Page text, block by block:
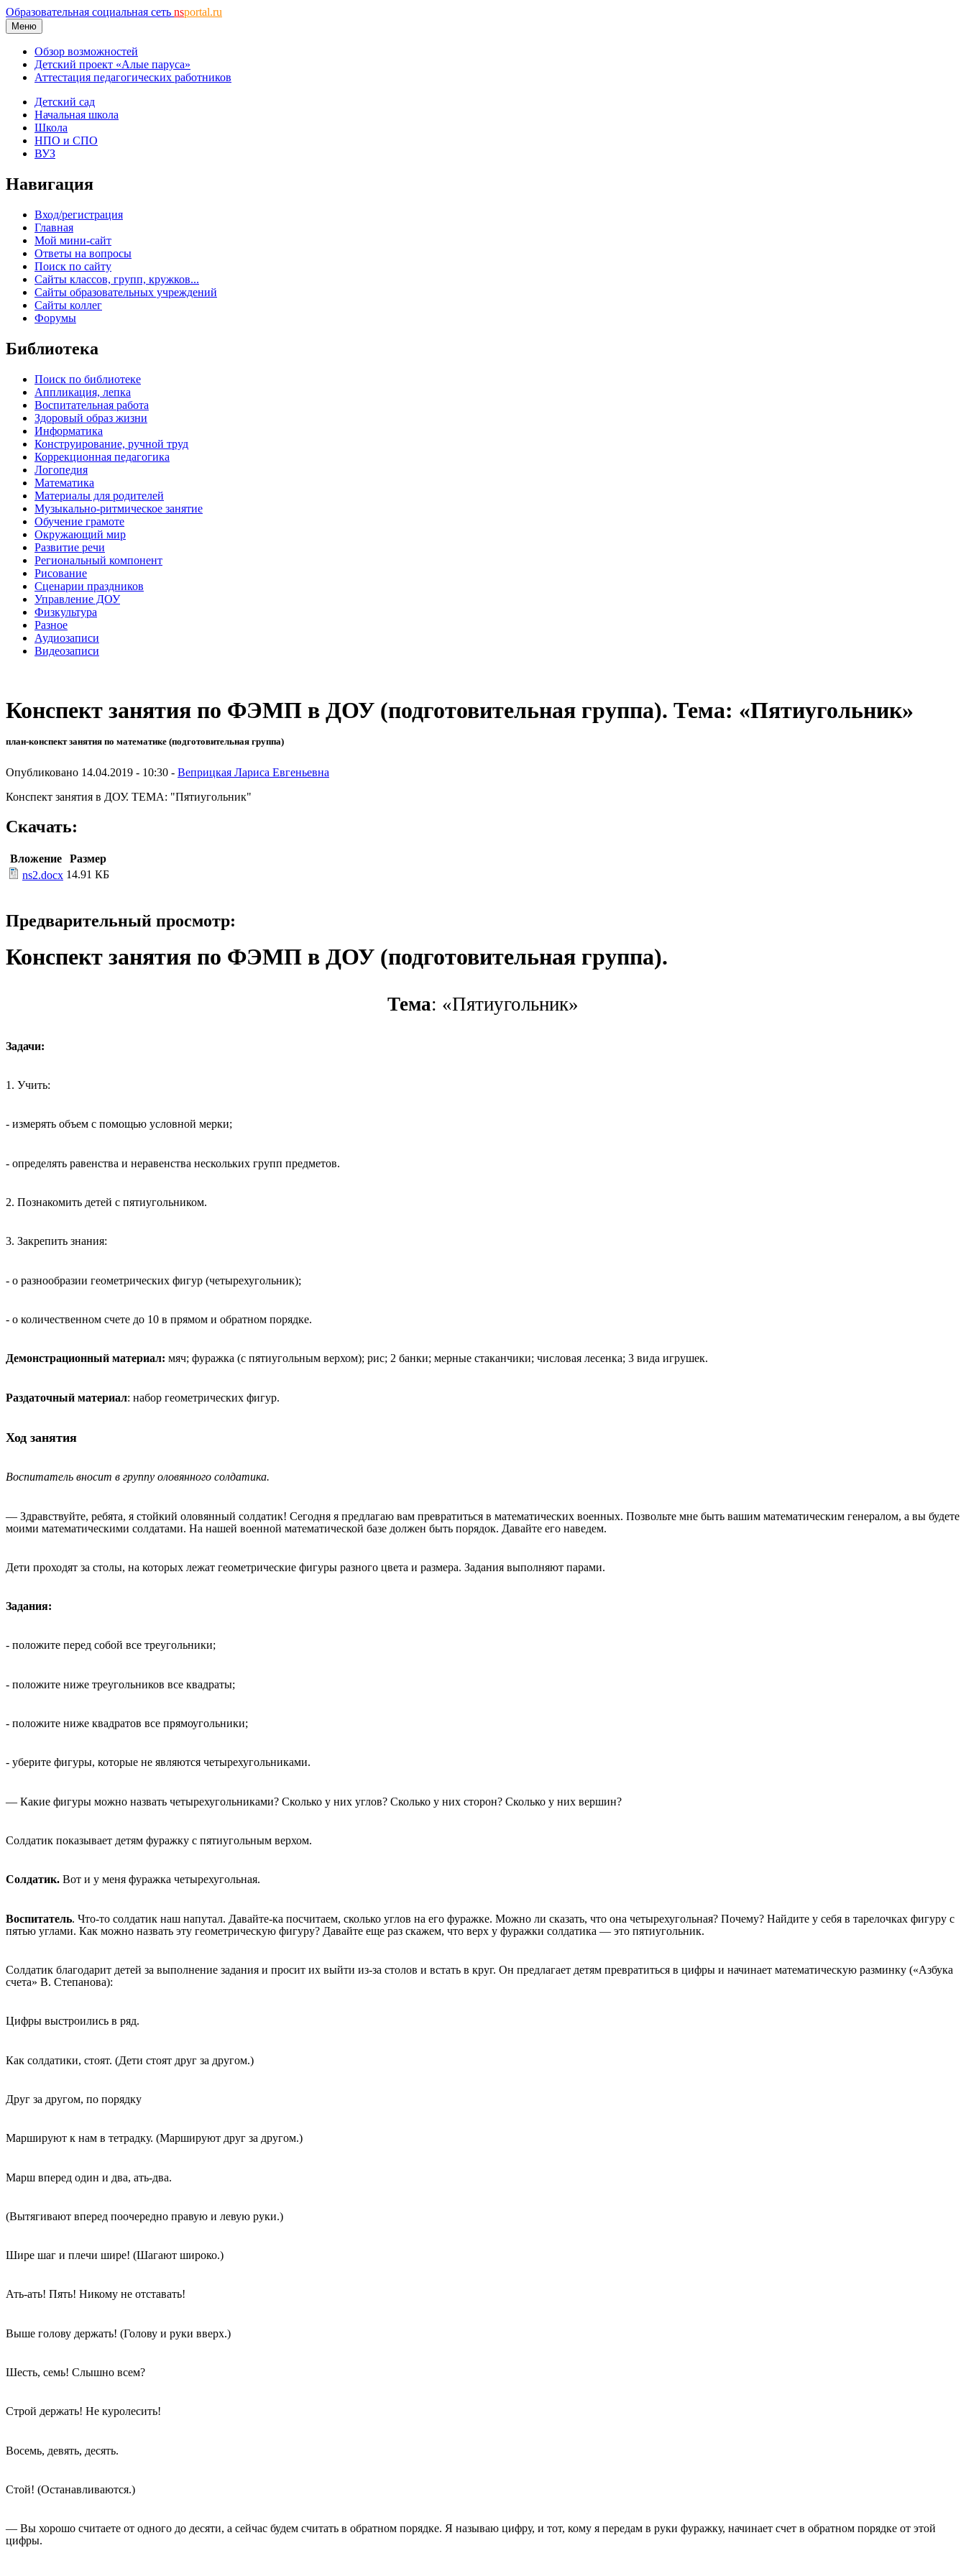
Образовательная социальная сеть nsportal.ru
Меню
Обзор возможностей
Детский проект «Алые паруса»
Аттестация педагогических работников
Детский сад
Начальная школа
Школа
НПО и СПО
ВУЗ
Навигация
Вход/регистрация
Главная
Мой мини-сайт
Ответы на вопросы
Поиск по сайту
Сайты классов, групп, кружков...
Сайты образовательных учреждений
Сайты коллег
Форумы
Библиотека
Поиск по библиотеке
Аппликация, лепка
Воспитательная работа
Здоровый образ жизни
Информатика
Конструирование, ручной труд
Коррекционная педагогика
Логопедия
Математика
Материалы для родителей
Музыкально-ритмическое занятие
Обучение грамоте
Окружающий мир
Развитие речи
Региональный компонент
Рисование
Сценарии праздников
Управление ДОУ
Физкультура
Разное
Аудиозаписи
Видеозаписи
Конспект занятия по ФЭМП в ДОУ (подготовительная группа). Тема: «Пятиугольник»
план-конспект занятия по математике (подготовительная группа)
Опубликовано 14.04.2019 - 10:30 - Веприцкая Лариса Евгеньевна
Конспект занятия в ДОУ. ТЕМА: "Пятиугольник"
Скачать:
Вложение
Размер
ns2.docx 14.91 КБ
Предварительный просмотр:
Конспект занятия по ФЭМП в ДОУ (подготовительная группа).
Тема: «Пятиугольник»
Задачи:
1. Учить:
- измерять объем с помощью условной мерки;
- определять равенства и неравенства нескольких групп предметов.
2. Познакомить детей с пятиугольником.
3. Закрепить знания:
- о разнообразии геометрических фигур (четырехугольник);
- о количественном счете до 10 в прямом и обратном порядке.
Демонстрационный материал: мяч; фуражка (с пятиугольным верхом); рис; 2 банки; мерные стаканчики; числовая лесенка; 3 вида игрушек.
Раздаточный материал: набор геометрических фигур.
Ход занятия
Воспитатель вносит в группу оловянного солдатика.
— Здравствуйте, ребята, я стойкий оловянный солдатик! Сегодня я предлагаю вам превратиться в математических военных. Позвольте мне быть вашим математическим генералом, а вы будете
моими математическими солдатами. На нашей военной математической базе должен быть порядок. Давайте его наведем.
Дети проходят за столы, на которых лежат геометрические фигуры разного цвета и размера. Задания выполняют парами.
Задания:
- положите перед собой все треугольники;
- положите ниже треугольников все квадраты;
- положите ниже квадратов все прямоугольники;
- уберите фигуры, которые не являются четырехугольниками.
— Какие фигуры можно назвать четырехугольниками? Сколько у них углов? Сколько у них сторон? Сколько у них вершин?
Солдатик показывает детям фуражку с пятиугольным верхом.
Солдатик. Вот и у меня фуражка четырехугольная.
Воспитатель. Что-то солдатик наш напутал. Давайте-ка посчитаем, сколько углов на его фуражке. Можно ли сказать, что она четырехугольная? Почему? Найдите у себя в тарелочках фигуру с
пятью углами. Как можно назвать эту геометрическую фигуру? Давайте еще раз скажем, что верх у фуражки солдатика — это пятиугольник.
Солдатик благодарит детей за выполнение задания и просит их выйти из-за столов и встать в круг. Он предлагает детям превратиться в цифры и начинает математическую разминку («Азбука
счета» В. Степанова):
Цифры выстроились в ряд.
Как солдатики, стоят. (Дети стоят друг за другом.)
Друг за другом, по порядку
Маршируют к нам в тетрадку. (Маршируют друг за другом.)
Марш вперед один и два, ать-два.
(Вытягивают вперед поочередно правую и левую руки.)
Шире шаг и плечи шире! (Шагают широко.)
Ать-ать! Пять! Никому не отставать!
Выше голову держать! (Голову и руки вверх.)
Шесть, семь! Слышно всем?
Строй держать! Не куролесить!
Восемь, девять, десять.
Стой! (Останавливаются.)
— Вы хорошо считаете от одного до десяти, а сейчас будем считать в обратном порядке. Я называю цифру, и тот, кому я передам в руки фуражку, начинает счет в обратном порядке от этой
цифры.